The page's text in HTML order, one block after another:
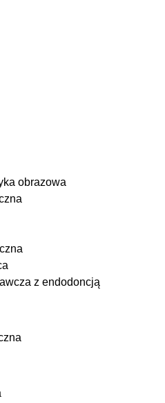
obrazowa
z endodoncją